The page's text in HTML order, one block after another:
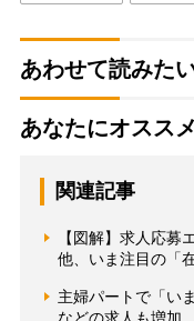
あわせて読みた
あなたにオススメ
関連記事
【図解】求人応募
他、いま注目の「
主婦パートで「い
などの求人も増加